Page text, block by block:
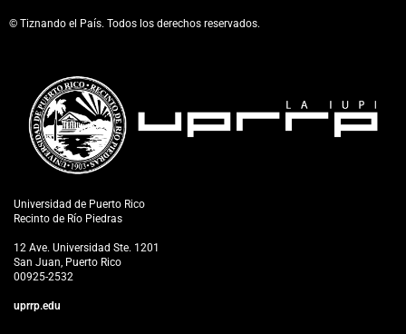
© Tiznando el País. Todos los derechos reservados.
Universidad de Puerto Rico
Recinto de Río Piedras
12 Ave. Universidad Ste. 1201
San Juan, Puerto Rico
00925-2532
uprrp.edu